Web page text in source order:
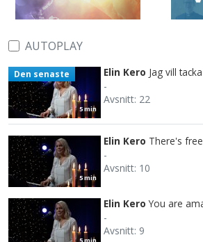
AUTOPLAY
5 min
Den senaste Elin Kero Jag vill
-
Avsnitt: 22
5 min
Elin Kero There's
-
Avsnitt: 10
Elin Kero You are
-
Avsnitt: 9